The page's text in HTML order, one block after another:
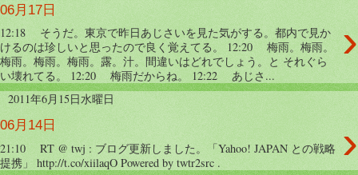
06月17日
›
12:18 そうだ。東京で昨日あじさいを見た気がする。都内で見か
けるのは珍しいと思ったので良く覚えてる。 12:20 梅雨。梅雨。
梅雨。梅雨。梅雨。露。汁。間違いはどれでしょう。と それぐら
い壊れてる。 12:20 梅雨だからね。 12:22 あじさ...
2011年6月15日水曜日
06月14日 ›
21:10 RT @ twj : ブログ更新しました。「Yahoo! JAPAN との戦略
提携」 http://t.co/xiilaqO Powered by twtr2src .